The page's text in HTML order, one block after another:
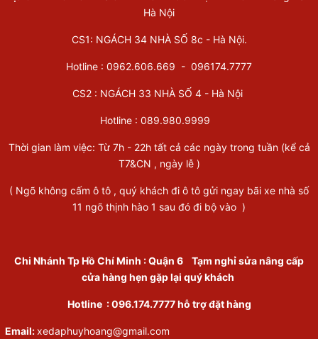
Hà Nội
CS1: NGÁCH 34 NHÀ SỐ 8c - Hà Nội.
Hotline : 0962.606.669 - 096174.7777
CS2 : NGÁCH 33 NHÀ SỐ 4 - Hà Nội
Hotline : 089.980.9999
Thời gian làm việc: Từ 7h - 22h tất cả các ngày trong tuần (kể cả
T7&CN , ngày lễ )
( Ngõ không cấm ô tô , quý khách đi ô tô gửi ngay bãi xe nhà số
11 ngõ thịnh hào 1 sau đó đi bộ vào )
Chi Nhánh Tp Hồ Chí Minh :Quận 6 Tạm nghỉ sửa nâng cấp
cửa hàng hẹn gặp lại quý khách
Hotline : 096.174.7777 hỗ trợ đặt hàng
Email:xedaphuyhoang@gmail.com